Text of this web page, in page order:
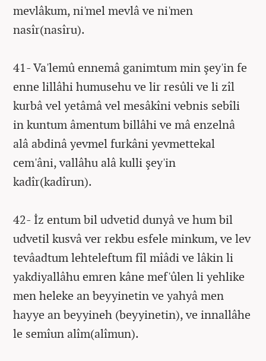
mevlâkum, ni'mel mevlâ ve ni'men
nasîr(nasîru).
41- Va'lemû ennemâ ganimtum min şey'in fe
enne lillâhi humusehu ve lir resûli ve li zîl
kurbâ vel yetâmâ vel mesâkîni vebnis sebîli
in kuntum âmentum billâhi ve mâ enzelnâ
alâ abdinâ yevmel furkâni yevmettekal
cem'âni, vallâhu alâ kulli şey'in
kadîr(kadîrun).
42- İz entum bil udvetid dunyâ ve hum bil
udvetil kusvâ ver rekbu esfele minkum, ve lev
tevâadtum lehteleftum fîl mîâdi ve lâkin li
yakdiyallâhu emren kâne mef'ûlen li yehlike
men heleke an beyyinetin ve yahyâ men
hayye an beyyineh (beyyinetin), ve innallâhe
le semîun alîm(alîmun).